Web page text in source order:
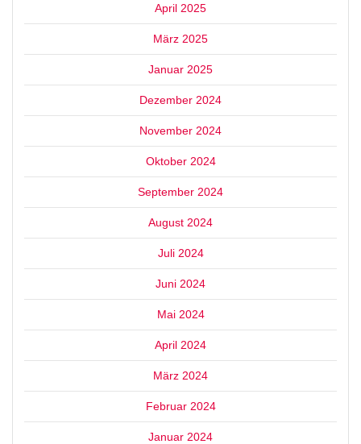
April 2025
März 2025
Januar 2025
Dezember 2024
November 2024
Oktober 2024
September 2024
August 2024
Juli 2024
Juni 2024
Mai 2024
April 2024
März 2024
Februar 2024
Januar 2024